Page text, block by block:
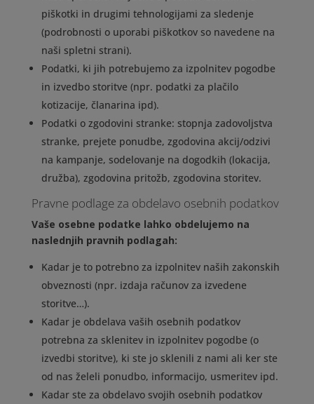
piškotki in drugimi tehnologijami za sledenje
(podrobnosti o uporabi piškotkov so navedene na
naši spletni strani).
Podatki, ki jih potrebujemo za izpolnitev pogodbe
in izvedbo storitve (npr. podatki za plačilo
kotizacije, članarina ipd).
Podatki o zgodovini stranke: stopnja zadovoljstva
stranke, prejete ponudbe, zgodovina akcij/odzivi
na kampanje, sodelovanje na dogodkih (lokacija,
družba), zgodovina pritožb, zgodovina storitev.
Pravne podlage za obdelavo osebnih podatkov
Vaše osebne podatke lahko obdelujemo na
naslednjih pravnih podlagah:
Kadar je to potrebno za izpolnitev naših zakonskih
obveznosti (npr. izdaja računov za izvedene
storitve…).
Kadar je obdelava vaših osebnih podatkov
potrebna za sklenitev in izpolnitev pogodbe (o
izvedbi storitve), ki ste jo sklenili z nami ali ker ste
od nas želeli ponudbo, informacijo, usmeritev ipd.
Kadar ste za obdelavo svojih osebnih podatkov